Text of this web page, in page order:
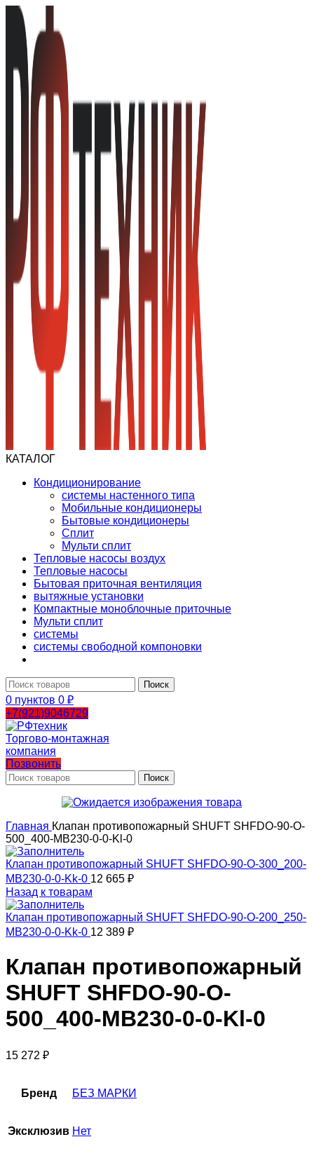
КАТАЛОГ
Кондиционирование
системы настенного типа
Мобильные кондиционеры
Бытовые кондиционеры
Сплит
Мульти сплит
Тепловые насосы воздух
Тепловые насосы
Бытовая приточная вентиляция
вытяжные установки
Компактные моноблочные приточные
Мульти сплит
системы
системы свободной компоновки
Поиск
0 пунктов 0 ₽
+7(921)9046729
Позвонить
Поиск
Главная Клапан противопожарный SHUFT SHFDO-90-O-
500_400-MB230-0-0-Kl-0
Клапан противопожарный SHUFT SHFDO-90-O-300_200-
MB230-0-0-Kk-0 12 665 ₽
Назад к товарам
Клапан противопожарный SHUFT SHFDO-90-O-200_250-
MB230-0-0-Kk-0 12 389 ₽
Клапан противопожарный
SHUFT SHFDO-90-O-
500_400-MB230-0-0-Kl-0
15 272 ₽
Бренд БЕЗ МАРКИ
Эксклюзив Нет